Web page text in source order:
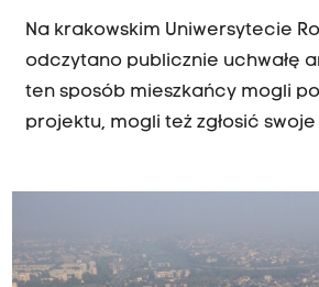
Na krakowskim Uniwersytecie
odczytano publicznie uchwałę
ten sposób mieszkańcy mogli
projektu, mogli też zgłosić
palenia nie tylko węglem, ale też
kominkach" - powiedział przy